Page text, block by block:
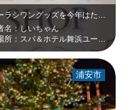
名：しいちゃん
浦安市